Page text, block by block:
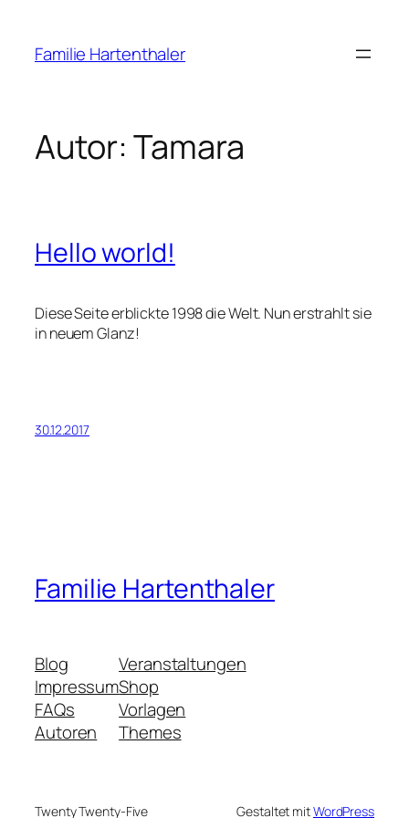
springen
Familie Hartenthaler
Autor:Tamara
Hello world!
Diese Seite erblickte 1998 die Welt. Nun erstrahlt sie
in neuem Glanz!
30.12.2017
Familie Hartenthaler
Blog
Impressum
FAQs
Autoren
Veranstaltungen
Shop
Vorlagen
Themes
Twenty Twenty-Five Gestaltet mitWordPress